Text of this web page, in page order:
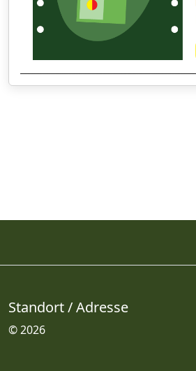
Standort / Adresse
© 2026